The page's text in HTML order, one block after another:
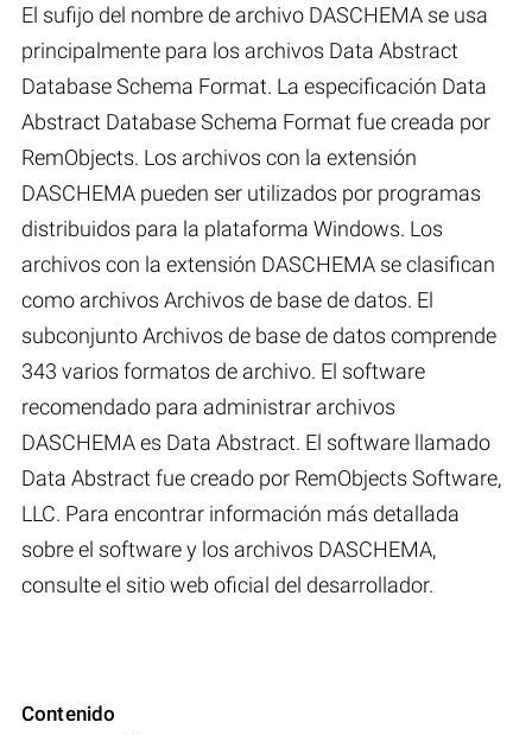
El sufijo del nombre de archivo DASCHEMA se usa
principalmente para los archivos Data Abstract
Database Schema Format. La especificación Data
Abstract Database Schema Format fue creada por
RemObjects. Los archivos con la extensión
DASCHEMA pueden ser utilizados por programas
distribuidos para la plataforma Windows. Los
archivos con la extensión DASCHEMA se clasifican
como archivos Archivos de base de datos. El
subconjunto Archivos de base de datos comprende
343 varios formatos de archivo. El software
recomendado para administrar archivos
DASCHEMA es Data Abstract. El software llamado
Data Abstract fue creado por RemObjects Software,
LLC. Para encontrar información más detallada
sobre el software y los archivos DASCHEMA,
consulte el sitio web oficial del desarrollador.
Contenido